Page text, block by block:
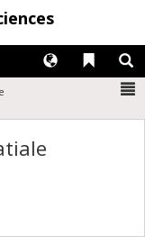
Liens
Langues